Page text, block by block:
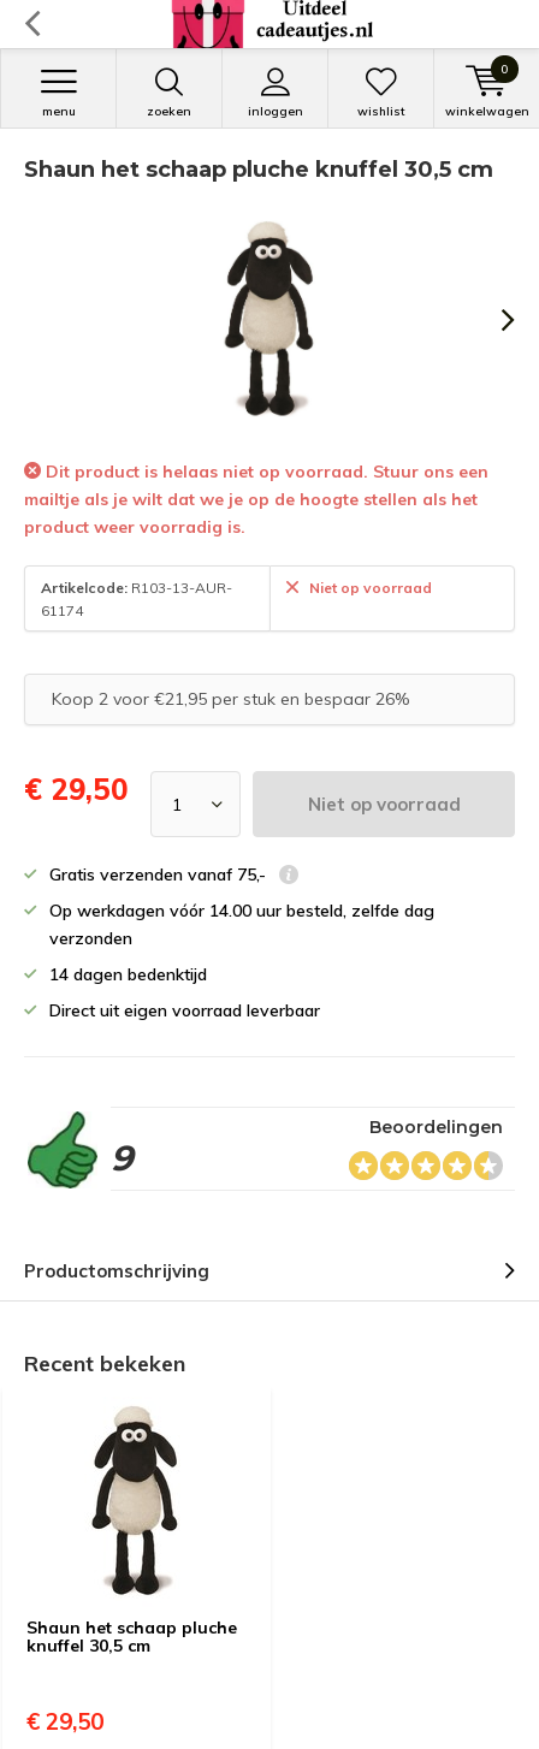
zoeken inloggen
menu wishlist winkelwagen
0
Shaun het schaap pluche knuffel 30,5 cm
Dit product is helaas niet op voorraad. Stuur ons een
mailtje als je wilt dat we je op de hoogte stellen als het
product weer voorradig is.
Artikelcode: R103-13-AUR-
61174
Niet op voorraad
Koop 2 voor €21,95 per stuk en bespaar 26%
€ 29,50 Niet op voorraad
Gratis verzenden vanaf 75,-
Op werkdagen vóór 14.00 uur besteld, zelfde dag
verzonden
14 dagen bedenktijd
Direct uit eigen voorraad leverbaar
9
Beoordelingen
Productomschrijving
Recent bekeken
Shaun het schaap pluche
knuffel 30,5 cm
€ 29,50